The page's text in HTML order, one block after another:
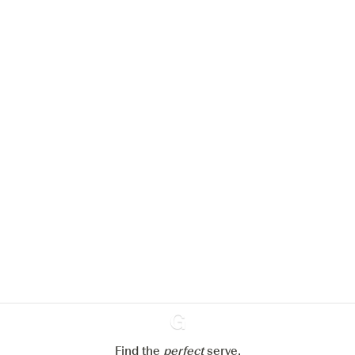
Ginventory
Find the perfectserve,